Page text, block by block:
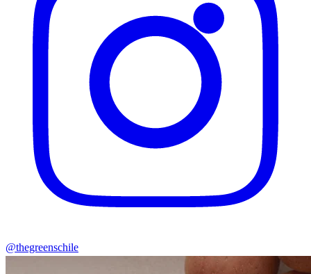
@thegreenschile